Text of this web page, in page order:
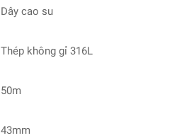
Dây cao su
Thép không gỉ 316L
50m
43mm